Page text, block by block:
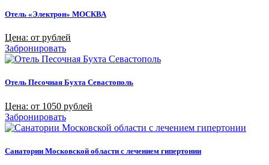
Отель «Электрон» МОСКВА
Цена: от рублей
Забронировать
Отель Песочная Бухта Севастополь
Цена: от 1050 рублей
Забронировать
Санатории Московской области с лечением гипертонии